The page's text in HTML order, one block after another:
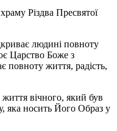
Різдва Пресвятої
людині повноту
Царство Боже з
повноту життя, радість,
вічного, який був
яка носить Його Образ у